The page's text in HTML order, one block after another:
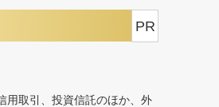
PR
用取引、投資信託のほか、外